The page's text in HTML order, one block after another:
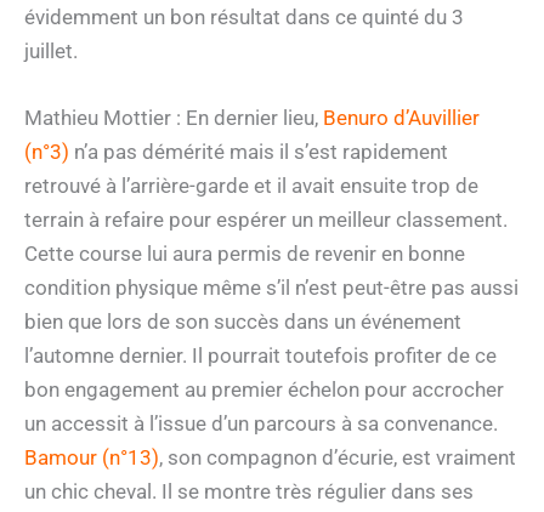
évidemment un bon résultat dans ce quinté du 3
juillet.
Mathieu Mottier : En dernier lieu, Benuro d’Auvillier
(n°3) n’a pas démérité mais il s’est rapidement
retrouvé à l’arrière-garde et il avait ensuite trop de
terrain à refaire pour espérer un meilleur classement.
Cette course lui aura permis de revenir en bonne
condition physique même s’il n’est peut-être pas aussi
bien que lors de son succès dans un événement
l’automne dernier. Il pourrait toutefois profiter de ce
bon engagement au premier échelon pour accrocher
un accessit à l’issue d’un parcours à sa convenance.
Bamour (n°13), son compagnon d’écurie, est vraiment
un chic cheval. Il se montre très régulier dans ses